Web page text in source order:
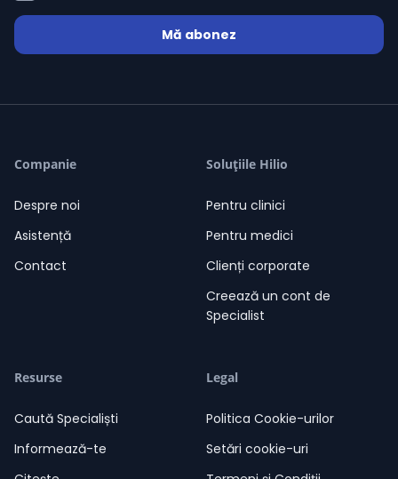
Mă abonez
Companie
Despre noi
Asistență
Contact
Soluțiile Hilio
Pentru clinici
Pentru medici
Clienți corporate
Creează un cont de
Specialist
Resurse
Caută Specialiști
Informează-te
Legal
Politica Cookie-urilor
Setări cookie-uri